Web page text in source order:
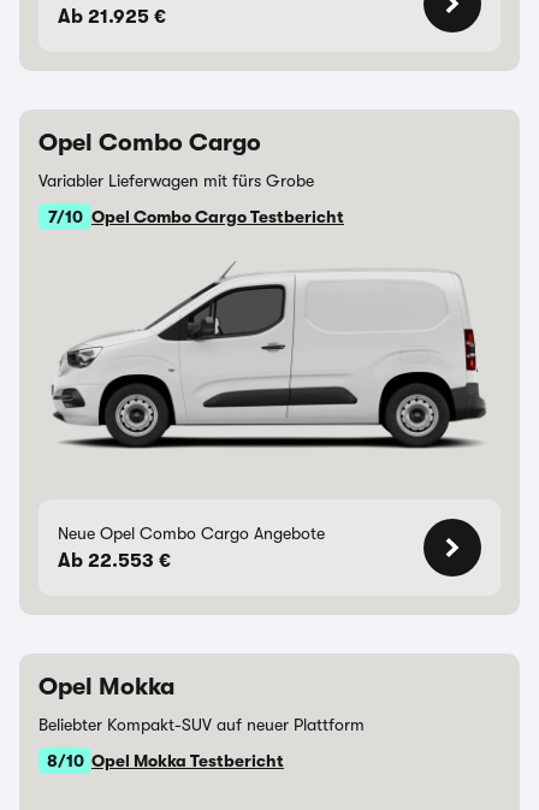
Ab 21.925 €
Opel Combo Cargo
Variabler Lieferwagen mit fürs Grobe
7/10 Opel Combo Cargo Testbericht
Neue Opel Combo Cargo Angebote
Ab 22.553 €
Opel Mokka
Beliebter Kompakt-SUV auf neuer Plattform
8/10 Opel Mokka Testbericht